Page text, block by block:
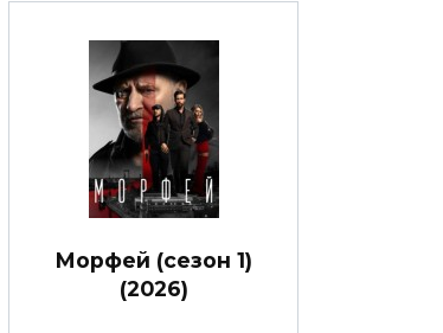
Морфей (сезон 1)
(2026)